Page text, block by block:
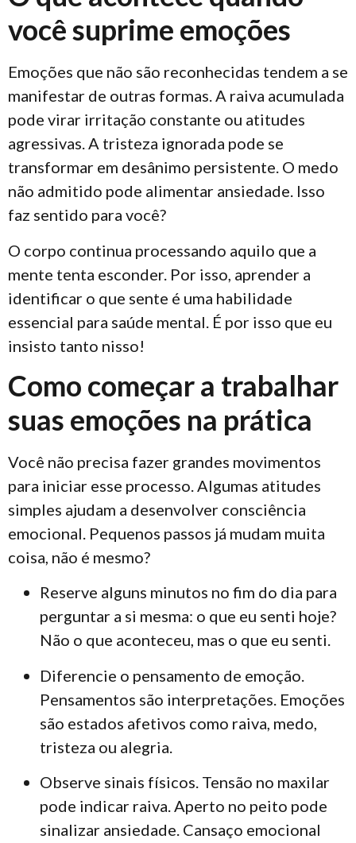
você suprime emoções
Emoções que não são reconhecidas tendem a se
manifestar de outras formas. A raiva acumulada
pode virar irritação constante ou atitudes
agressivas. A tristeza ignorada pode se
transformar em desânimo persistente. O medo
não admitido pode alimentar ansiedade. Isso
faz sentido para você?
O corpo continua processando aquilo que a
mente tenta esconder. Por isso, aprender a
identificar o que sente é uma habilidade
essencial para saúde mental. É por isso que eu
insisto tanto nisso!
Como começar a trabalhar
suas emoções na prática
Você não precisa fazer grandes movimentos
para iniciar esse processo. Algumas atitudes
simples ajudam a desenvolver consciência
emocional. Pequenos passos já mudam muita
coisa, não é mesmo?
Reserve alguns minutos no fim do dia para
perguntar a si mesma: o que eu senti hoje?
Não o que aconteceu, mas o que eu senti.
Diferencie o pensamento de emoção.
Pensamentos são interpretações. Emoções
são estados afetivos como raiva, medo,
tristeza ou alegria.
Observe sinais físicos. Tensão no maxilar
pode indicar raiva. Aperto no peito pode
sinalizar ansiedade. Cansaço emocional